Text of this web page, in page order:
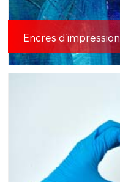
Encres d'impression